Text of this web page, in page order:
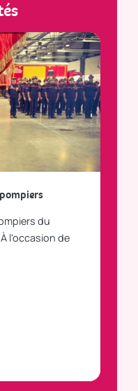
du
l'occasion de